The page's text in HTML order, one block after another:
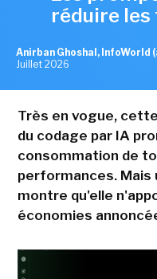
réduire les
Anirban Ghoshal, InfoWorld
Juillet 2026
Très en vogue,
du codage par IA
consommation de
performances. Mais
montre qu'elle
économies